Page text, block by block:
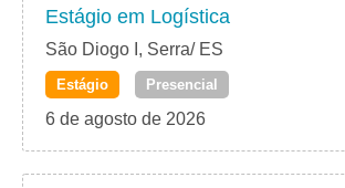
Estágio em Logística
São Diogo I, Serra/ ES
Estágio Presencial
6 de agosto de 2026